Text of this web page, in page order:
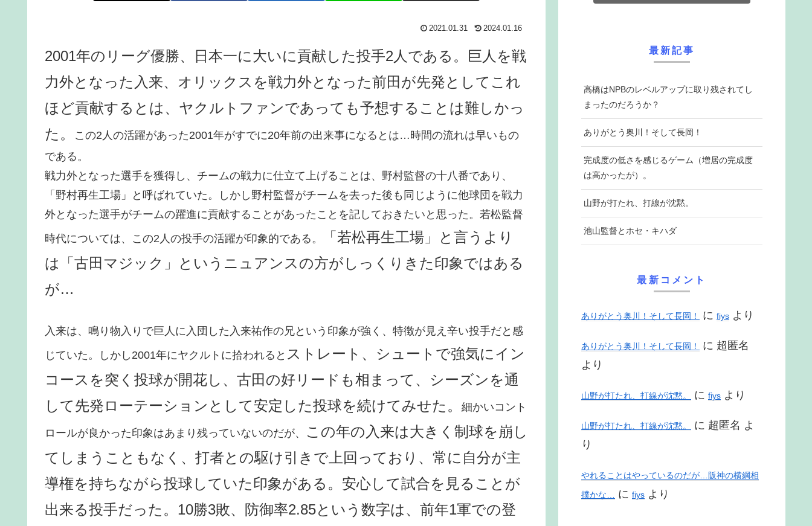
2021.01.31 2024.01.16
2001年のリーグ優勝、日本一に大いに貢献した投手2人である。巨人を戦
力外となった入来、オリックスを戦力外となった前田が先発としてこれ
ほど貢献するとは、ヤクルトファンであっても予想することは難しかっ
た。
この2人の活躍があった2001年がすでに20年前の出来事になるとは…時間の流れは早いもの
である。
戦力外となった選手を獲得し、チームの戦力に仕立て上げることは、野村監督の十八番であり、
「野村再生工場」と呼ばれていた。しかし野村監督がチームを去った後も同じように他球団を戦力
外となった選手がチームの躍進に貢献することがあったことを記しておきたいと思った。若松監督
時代については、この2人の投手の活躍が印象的である。
「若松再生工場」と言うより
は「古田マジック」というニュアンスの方がしっくりきた印象ではある
が…
入来は、鳴り物入りで巨人に入団した入来祐作の兄という印象が強く、特徴が見え辛い投手だと感
じていた。しかし2001年にヤクルトに拾われると ストレート、シュートで強気にイン
コースを突く投球が開花し、古田の好リードも相まって、シーズンを通
して先発ローテーションとして安定した投球を続けてみせた。
細かいコント
ロールが良かった印象はあまり残っていないのだが、
この年の入来は大きく制球を崩し
てしまうこともなく、打者との駆け引きで上回っており、常に自分が主
導権を持ちながら投球していた印象がある。安心して試合を見ることが
出来る投手だった。10勝3敗、防御率2.85という数字は、前年1軍での登
最新記事
高橋はNPBのレベルアップに取り残されてし
まったのだろうか？
ありがとう奥川！そして長岡！
完成度の低さを感じるゲーム（増居の完成度
は高かったが）。
山野が打たれ、打線が沈黙。
池山監督とホセ・キハダ
最新コメント
ありがとう奥川！そして長岡！ に fiys より
ありがとう奥川！そして長岡！ に 超匿名
より
山野が打たれ、打線が沈黙。 に fiys より
山野が打たれ、打線が沈黙。 に 超匿名 よ
り
やれることはやっているのだが…阪神の横綱相
撲かな… に fiys より